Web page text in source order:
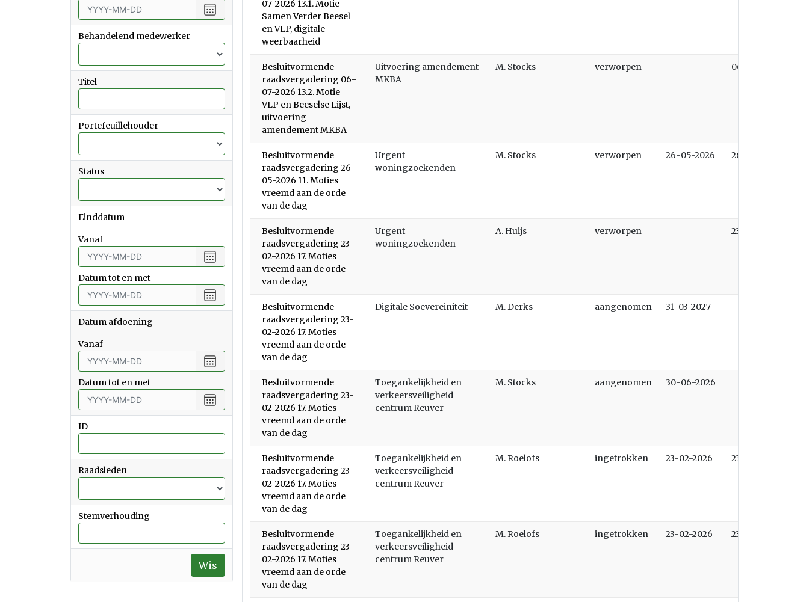
Choose
date
Behandelend medewerker
Titel
Portefeuillehouder
Status
Einddatum
vanaf
Choose
date
Datum tot en met
Choose
date
Datum afdoening
vanaf
Choose
date
Datum tot en met
Choose
date
ID
Raadsleden
Stemverhouding
Wis
07-2026 13.1. Motie
Samen Verder Beesel
en VLP, digitale
weerbaarheid
Besluitvormende
raadsvergadering 06-
07-2026 13.2. Motie
VLP en Beeselse Lijst,
uitvoering
amendement MKBA
Uitvoering amendement
MKBA
M. Stocks verworpen 06-07-2026
Besluitvormende
raadsvergadering 26-
05-2026 11. Moties
vreemd aan de orde
van de dag
Urgent
woningzoekenden
M. Stocks verworpen 26-05-2026 26-05-2026
Besluitvormende
raadsvergadering 23-
02-2026 17. Moties
vreemd aan de orde
van de dag
Urgent
woningzoekenden
A. Huijs verworpen 23-02-2026
Besluitvormende
raadsvergadering 23-
02-2026 17. Moties
vreemd aan de orde
van de dag
Digitale Soevereiniteit M. Derks aangenomen 31-03-2027
Besluitvormende
raadsvergadering 23-
02-2026 17. Moties
vreemd aan de orde
van de dag
Toegankelijkheid en
verkeersveiligheid
centrum Reuver
M. Stocks aangenomen 30-06-2026
Besluitvormende
raadsvergadering 23-
02-2026 17. Moties
vreemd aan de orde
van de dag
Toegankelijkheid en
verkeersveiligheid
centrum Reuver
M. Roelofs ingetrokken 23-02-2026 23-02-2026
Besluitvormende
raadsvergadering 23-
02-2026 17. Moties
vreemd aan de orde
van de dag
Toegankelijkheid en
verkeersveiligheid
centrum Reuver
M. Roelofs ingetrokken 23-02-2026 23-02-2026